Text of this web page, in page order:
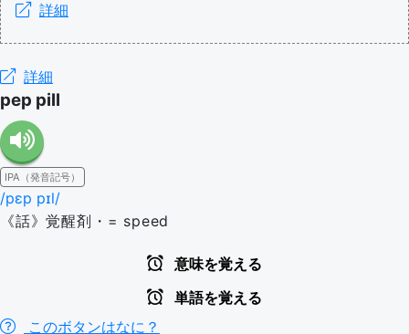
詳細
詳細
pep pill
IPA（発音記号）
/pɛp pɪl/
《話》覚醒剤・= speed
意味を覚える
単語を覚える
このボタンはなに？